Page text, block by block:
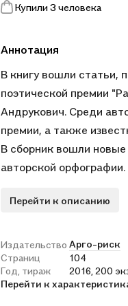
Купили 3 человека
Аннотация
В книгу вошли статьи,
поэтической премии
Андрукович. Среди
премии, а также
В сборник вошли
авторской орфографии.
Перейти к описанию
Издательство Арго-риск
Страниц
104
Год, тираж
2016, 200
Перейти к